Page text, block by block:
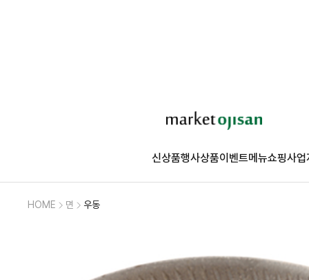
신상품행사상품이벤트메뉴쇼핑사업
HOME 면 우동